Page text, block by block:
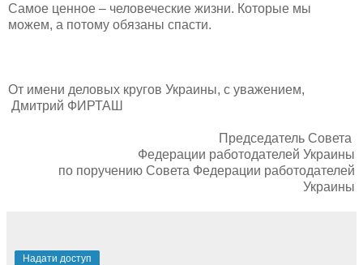
Самое ценное – человеческие жизни. Которые мы
можем, а потому обязаны спасти.
От имени деловых кругов Украины, с уважением,
Дмитрий ФИРТАШ
Председатель Совета
Федерации работодателей Украины
по поручению Совета Федерации работодателей
Украины
Надати доступ